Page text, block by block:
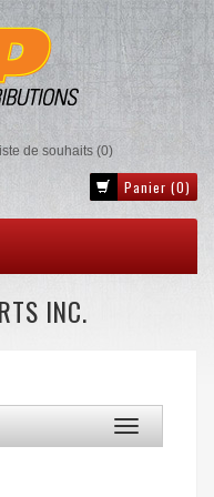
de souhaits (0)
Panier (0)
INC.
Toggle
navigation